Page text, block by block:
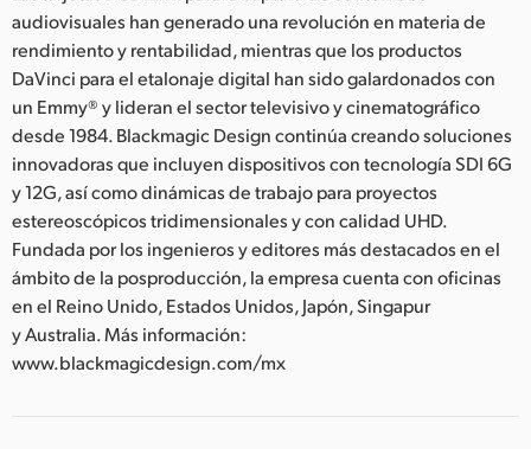
audiovisuales han generado una revolución en materia de
rendimiento y rentabilidad, mientras que los productos
DaVinci para el etalonaje digital han sido galardonados con
un Emmy® y lideran el sector televisivo y cinematográfico
desde 1984. Blackmagic Design continúa creando soluciones
innovadoras que incluyen dispositivos con tecnología SDI 6G
y 12G, así como dinámicas de trabajo para proyectos
estereoscópicos tridimensionales y con calidad UHD.
Fundada por los ingenieros y editores más destacados en el
ámbito de la posproducción, la empresa cuenta con oficinas
en el Reino Unido, Estados Unidos, Japón, Singapur
y Australia. Más información:
www.blackmagicdesign.com/mx